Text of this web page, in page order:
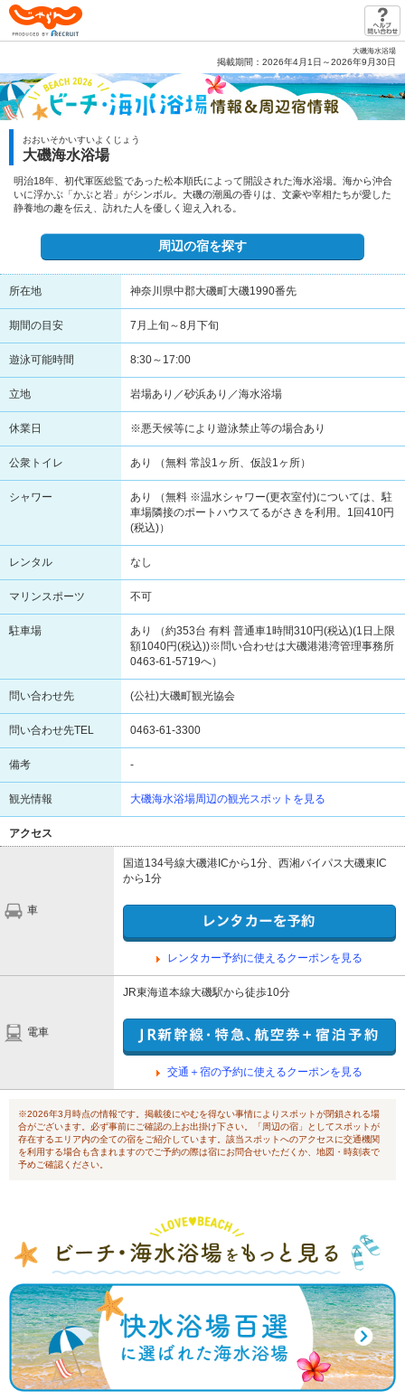
大磯海水浴場
掲載期間：2026年4月1日～2026年9月30日
おおいそかいすいよくじょう
大磯海水浴場
明治18年、初代軍医総監であった松本順氏によって開設された海水浴場。海から沖合
いに浮かぶ「かぶと岩」がシンボル。大磯の潮風の香りは、文豪や宰相たちが愛した
静養地の趣を伝え、訪れた人を優しく迎え入れる。
周辺の宿を探す
所在地 神奈川県中郡大磯町大磯1990番先
期間の目安 7月上旬～8月下旬
遊泳可能時間 8:30～17:00
立地 岩場あり／砂浜あり／海水浴場
休業日 ※悪天候等により遊泳禁止等の場合あり
公衆トイレ あり （無料 常設1ヶ所、仮設1ヶ所）
シャワー
あり （無料 ※温水シャワー(更衣室付)については、駐
車場隣接のポートハウスてるがさきを利用。1回410円
(税込)）
レンタル なし
マリンスポーツ 不可
駐車場
あり （約353台 有料 普通車1時間310円(税込)(1日上限
額1040円(税込))※問い合わせは大磯港港湾管理事務所
0463-61-5719へ）
問い合わせ先 (公社)大磯町観光協会
問い合わせ先TEL 0463-61-3300
備考 -
観光情報 大磯海水浴場周辺の観光スポットを見る
アクセス
車
国道134号線大磯港ICから1分、西湘バイパス大磯東IC
から1分
レンタカー予約に使えるクーポンを見る
電車
JR東海道本線大磯駅から徒歩10分
交通＋宿の予約に使えるクーポンを見る
※2026年3月時点の情報です。掲載後にやむを得ない事情によりスポットが閉鎖される場
合がございます。必ず事前にご確認の上お出掛け下さい。「周辺の宿」としてスポットが
存在するエリア内の全ての宿をご紹介しています。該当スポットへのアクセスに交通機関
を利用する場合も含まれますのでご予約の際は宿にお問合せいただくか、地図・時刻表で
予めご確認ください。